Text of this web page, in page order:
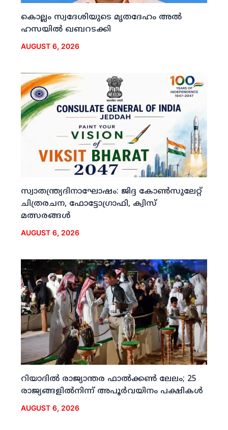
കൊല്ലം സ്വദേശിയുടെ മൃതദേഹം അല്‍
ഹസയില്‍ ഖബറടക്കി
AUGUST 6, 2026
സ്വാതന്ത്ര്യദിനാഘോഷം: ജിദ്ദ കോണ്‍സുലേറ്റ്
ചിത്രരചന, ഫോട്ടോഗ്രാഫി, ക്വിസ്
മത്സരങ്ങള്‍
AUGUST 6, 2026
റിയാദില്‍ രാജ്യാന്തര ഫാല്‍ക്കണ്‍ ലേലം; 25
രാജ്യങ്ങളില്‍നിന്ന് അപൂര്‍വയിനം പക്ഷികള്‍
AUGUST 6, 2026